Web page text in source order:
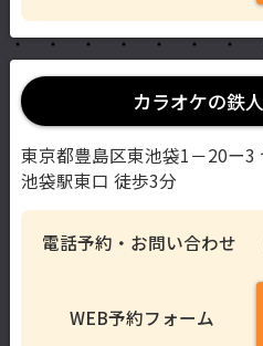
カラオケの鉄
東京都豊島区東池袋1－20ー3
池袋駅東口 徒歩3分
電話予約・お問い合わせ
WEB予約フォーム